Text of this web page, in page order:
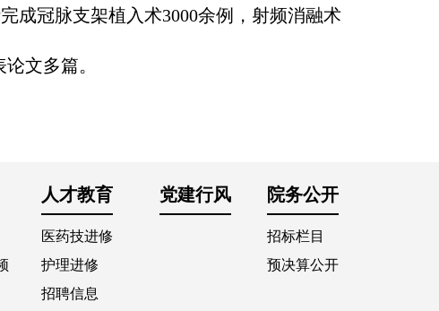
成冠脉支架植入术3000余例，射频消融术
文多篇。
人才教育 党建行风 院务公开
医药技进修
护理进修
招聘信息
招标栏目
预决算公开